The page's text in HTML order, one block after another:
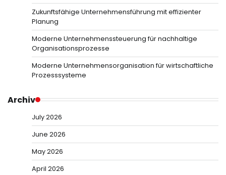
Zukunftsfähige Unternehmensführung mit effizienter
Planung
Moderne Unternehmenssteuerung für nachhaltige
Organisationsprozesse
Moderne Unternehmensorganisation für wirtschaftliche
Prozesssysteme
Archiv
July 2026
June 2026
May 2026
April 2026